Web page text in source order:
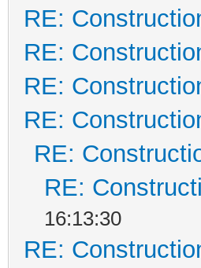
RE:
RE:
RE:
RE:
RE:
RE:
16:13:30
RE: